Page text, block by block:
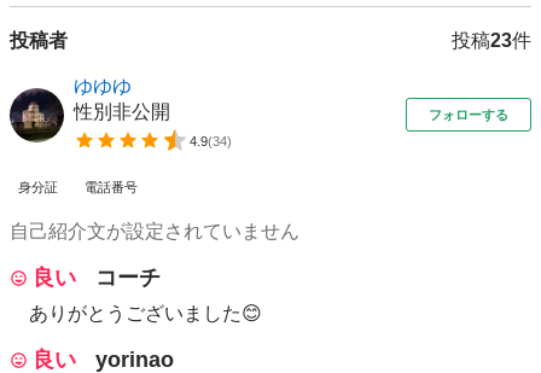
投稿者 投稿23件
ゆゆゆ
性別非公開
4.9(34)
フォローする
身分証 電話番号
自己紹介文が設定されていません
良い コーチ
ありがとうございました😊
良い yorinao